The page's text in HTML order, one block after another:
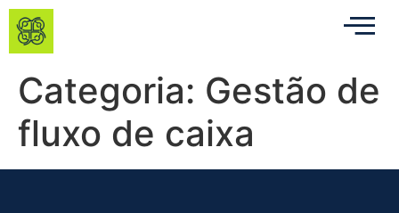
Categoria: Gestão de
fluxo de caixa